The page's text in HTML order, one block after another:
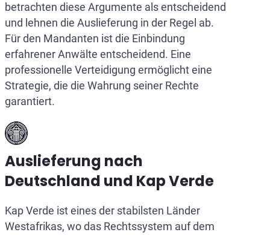
betrachten diese Argumente als entscheidend
und lehnen die Auslieferung in der Regel ab.
Für den Mandanten ist die Einbindung
erfahrener Anwälte entscheidend. Eine
professionelle Verteidigung ermöglicht eine
Strategie, die die Wahrung seiner Rechte
garantiert.
Auslieferung nach
Deutschland und Kap Verde
Kap Verde ist eines der stabilsten Länder
Westafrikas, wo das Rechtssystem auf dem